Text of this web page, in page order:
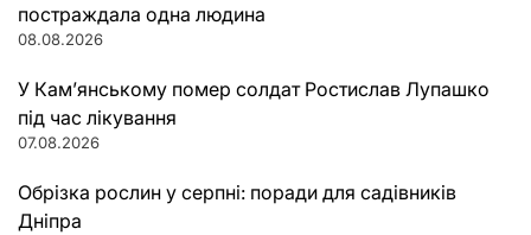
постраждала одна людина
08.08.2026
У Кам’янському помер солдат Ростислав Лупашко
під час лікування
07.08.2026
Обрізка рослин у серпні: поради для садівників
Дніпра